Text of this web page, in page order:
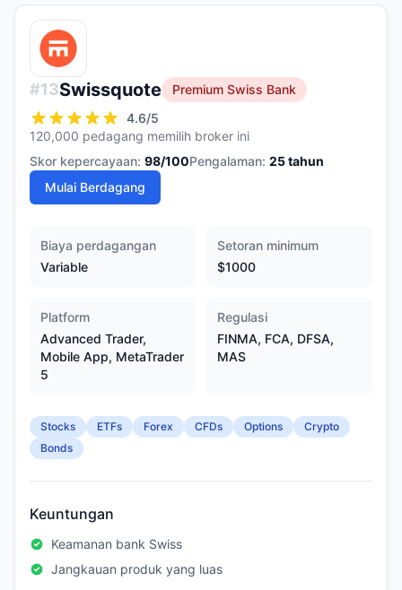
#13Swissquote
Premium Swiss Bank
4.6/5
120,000 pedagang memilih broker ini
Skor kepercayaan: 98/100Pengalaman: 25tahun
Mulai Berdagang
Biaya perdagangan
Variable
Setoran minimum
$1000
Platform
Advanced Trader,
Mobile App, MetaTrader
5
Regulasi
FINMA, FCA, DFSA,
MAS
Stocks ETFs Forex CFDs Options
Crypto
Bonds
Keuntungan
Keamanan bank Swiss
Jangkauan produk yang luas